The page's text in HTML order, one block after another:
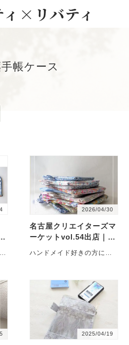
帳ケース
2026/04/30
名古屋クリエイターズマ
ーケットvol.54出店｜カ
ード入れ付きA6（お薬
手帳）ポーチも販売
ハンドメイド好きの方には
称クリマ）。 ・・・
2025/04/19